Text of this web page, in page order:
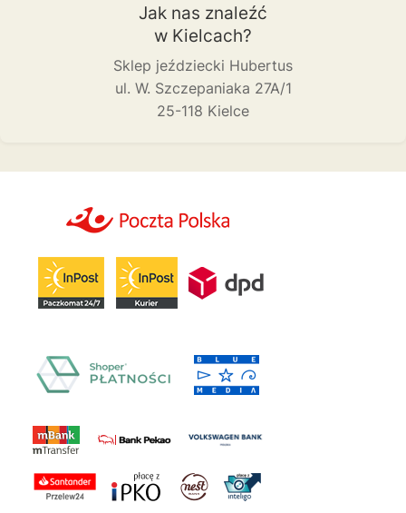
Jak nas znaleźć
w Kielcach?
Sklep jeździecki Hubertus
ul. W. Szczepaniaka 27A/1
25-118 Kielce